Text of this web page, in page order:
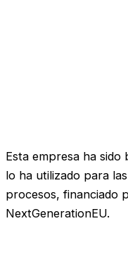
Esta empresa ha
lo ha utilizado para
procesos, financiado
NextGenerationEU.